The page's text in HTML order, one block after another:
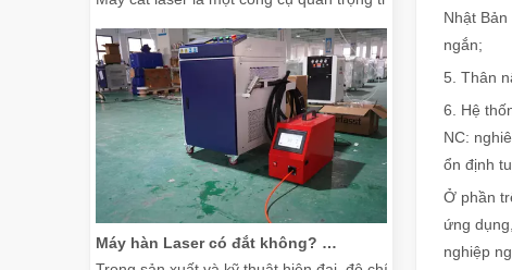
Máy hàn Laser có đắt không? Làm thế nào để mua một cái hiệu quả về chi phí?
Trong sản xuất và kỹ thuật hiện đại, độ chính xác và hiệu
Nhật
ngắn;
5. Thân
6. Hệ
NC:
ổn định
Ở phần
ứng
nghiệp